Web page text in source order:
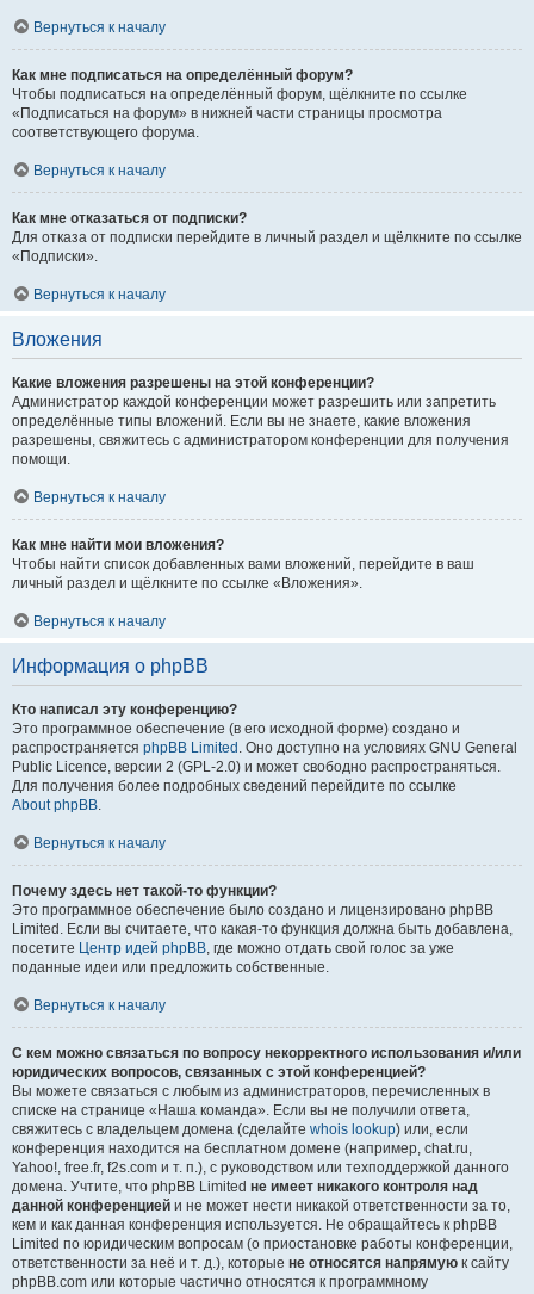
Вернуться к началу
Как мне подписаться на определённый форум?
Чтобы подписаться на определённый форум, щёлкните по ссылке
«Подписаться на форум» в нижней части страницы просмотра
соответствующего форума.
Вернуться к началу
Как мне отказаться от подписки?
Для отказа от подписки перейдите в личный раздел и щёлкните по ссылке
«Подписки».
Вернуться к началу
Вложения
Какие вложения разрешены на этой конференции?
Администратор каждой конференции может разрешить или запретить
определённые типы вложений. Если вы не знаете, какие вложения
разрешены, свяжитесь с администратором конференции для получения
помощи.
Вернуться к началу
Как мне найти мои вложения?
Чтобы найти список добавленных вами вложений, перейдите в ваш
личный раздел и щёлкните по ссылке «Вложения».
Вернуться к началу
Информация о phpBB
Кто написал эту конференцию?
Это программное обеспечение (в его исходной форме) создано и
распространяется phpBB Limited . Оно доступно на условиях GNU General
Public Licence, версии 2 (GPL-2.0) и может свободно распространяться.
Для получения более подробных сведений перейдите по ссылке
About phpBB.
Вернуться к началу
Почему здесь нет такой-то функции?
Это программное обеспечение было создано и лицензировано phpBB
Limited. Если вы считаете, что какая-то функция должна быть добавлена,
посетите Центр идей phpBB, где можно отдать свой голос за уже
поданные идеи или предложить собственные.
Вернуться к началу
С кем можно связаться по вопросу некорректного использования и/или
юридических вопросов, связанных с этой конференцией?
Вы можете связаться с любым из администраторов, перечисленных в
списке на странице «Наша команда». Если вы не получили ответа,
свяжитесь с владельцем домена (сделайте whois lookup) или, если
конференция находится на бесплатном домене (например, chat.ru,
Yahoo!, free.fr, f2s.com и т. п.), с руководством или техподдержкой данного
домена. Учтите, что phpBB Limited не имеет никакого контроля над
данной конференцией и не может нести никакой ответственности за то,
кем и как данная конференция используется. Не обращайтесь к phpBB
Limited по юридическим вопросам (о приостановке работы конференции,
ответственности за неё и т. д.), которые не относятся напрямую к сайту
phpBB.com или которые частично относятся к программному